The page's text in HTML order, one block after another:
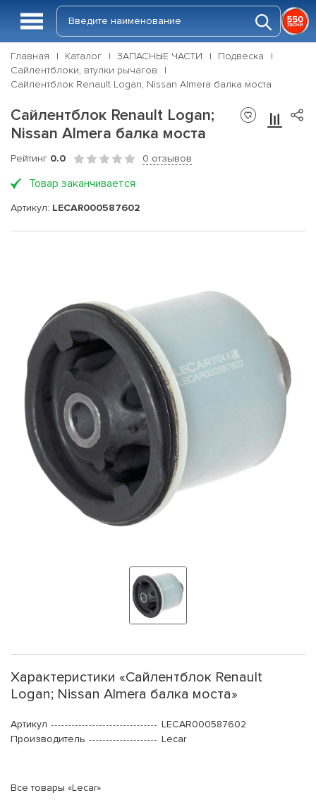
Главная Каталог ЗАПАСНЫЕ ЧАСТИ
Подвеска
Сайлентблоки, втулки рычагов
Сайлентблок Renault Logan; Nissan Almera балка моста
Сайлентблок Renault Logan;
Nissan Almera балка моста
Рейтинг 0.0 0 отзывов
Товар заканчивается
Артикул: LECAR000587602
Характеристики «Сайлентблок Renault
Logan; Nissan Almera балка моста»
Артикул
LECAR000587602
Производитель
Lecar
Все товары «Lecar»